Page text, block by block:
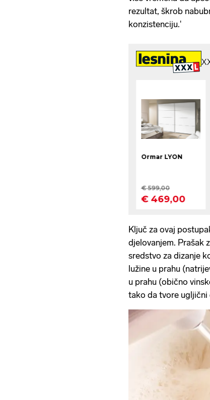
rezultat, škrob
konzistenciju.'
Ključ za ovaj
djelovanjem. Prašak
sredstvo za dizanje
lužine u prahu
u prahu (obično
tako da tvore ugljični